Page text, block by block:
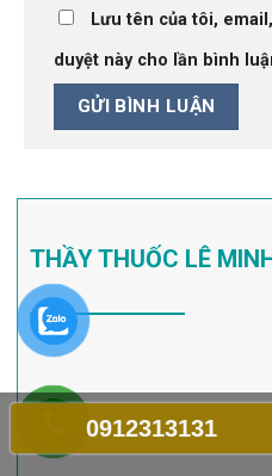
Lưu tên của tôi,
duyệt này cho lần bình
THẦY THUỐC LÊ
0912313131